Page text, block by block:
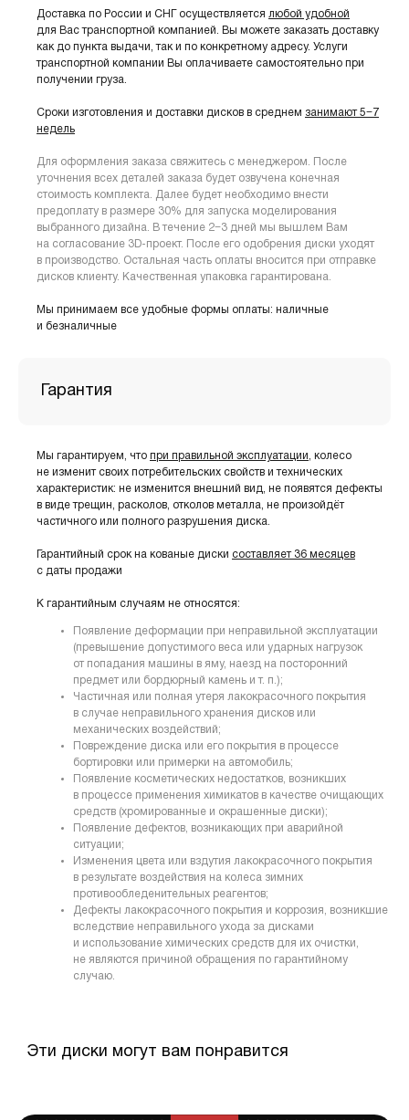
Доставка по России и СНГ осуществляется любой удобной
для Вас транспортной компанией. Вы можете заказать доставку
как до пункта выдачи, так и по конкретному адресу. Услуги
транспортной компании Вы оплачиваете самостоятельно при
получении груза.
Сроки изготовления и доставки дисков в среднем занимают 5−7
недель
Для оформления заказа свяжитесь с менеджером. После
уточнения всех деталей заказа будет озвучена конечная
стоимость комплекта. Далее будет необходимо внести
предоплату в размере 30% для запуска моделирования
выбранного дизайна. В течение 2−3 дней мы вышлем Вам
на согласование 3D-проект. После его одобрения диски уходят
в производство. Остальная часть оплаты вносится при отправке
дисков клиенту. Качественная упаковка гарантирована.
Мы принимаем все удобные формы оплаты: наличные
и безналичные
Гарантия
Мы гарантируем, что при правильной эксплуатации , колесо
не изменит своих потребительских свойств и технических
характеристик: не изменится внешний вид, не появятся дефекты
в виде трещин, расколов, отколов металла, не произойдёт
частичного или полного разрушения диска.
Гарантийный срок на кованые диски составляет 36 месяцев
с даты продажи
К гарантийным случаям не относятся:
Появление деформации при неправильной эксплуатации
(превышение допустимого веса или ударных нагрузок
от попадания машины в яму, наезд на посторонний
предмет или бордюрный камень и т. п.);
Частичная или полная утеря лакокрасочного покрытия
в случае неправильного хранения дисков или
механических воздействий;
Повреждение диска или его покрытия в процессе
бортировки или примерки на автомобиль;
Появление косметических недостатков, возникших
в процессе применения химикатов в качестве очищающих
средств (хромированные и окрашенные диски);
Появление дефектов, возникающих при аварийной
ситуации;
Изменения цвета или вздутия лакокрасочного покрытия
в результате воздействия на колеса зимних
противообледенительных реагентов;
Дефекты лакокрасочного покрытия и коррозия, возникшие
вследствие неправильного ухода за дисками
и использование химических средств для их очистки,
не являются причиной обращения по гарантийному
случаю.
Эти диски могут вам понравится